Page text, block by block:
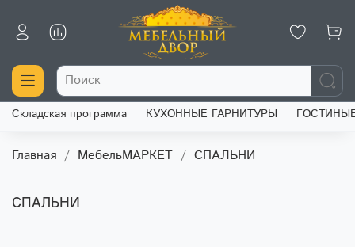
Складская программа КУХОННЫЕ ГАРНИТУРЫ
Главная МебельМАРКЕТ СПАЛЬНИ
СПАЛЬНИ